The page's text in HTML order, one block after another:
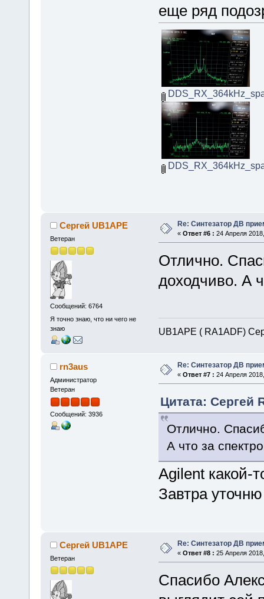
еще ряд
Сергей UB1APE
Ветеран
Сообщений: 6764
Я точно знаю, что ни чего не
знаю
Re: Синтезатор ДВ
« Ответ #6 : 24 Апреля
Отлично.
доходчиво. А
UB1APE ( RA1ADF)
rn3aus
Администратор
Ветеран
Сообщений: 3936
Re: Синтезатор ДВ
« Ответ #7 : 24 Апреля
Цитата: Сергей
Отлично.
А что за
Agilent какой-
Завтра
Сергей UB1APE
Ветеран
Re: Синтезатор ДВ
« Ответ #8 : 25 Апреля
Спасибо